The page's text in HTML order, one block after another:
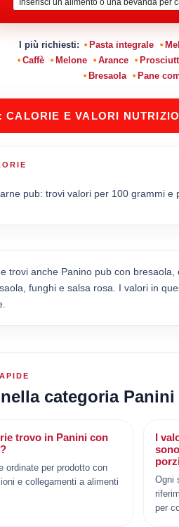
I più richiesti: Pasta integrale
Caffè
Melone Arance
Bresaola
Pane
CALORIE E VALORI
pub: trovi valori per 100 grammi
trovi anche Panino pub con
funghi e salsa rosa. I valori in
categoria
trovo in Panini con
ordinate per prodotto con
e collegamenti a alimenti
I
Ogni
per